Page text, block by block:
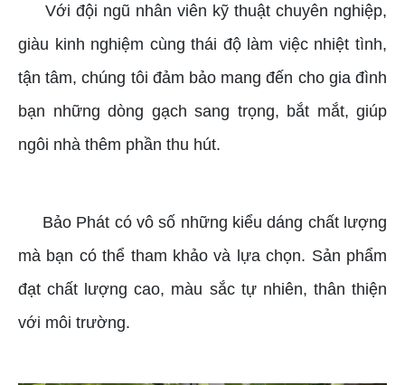
Với đội ngũ nhân viên kỹ thuật chuyên nghiệp,
giàu kinh nghiệm cùng thái độ làm việc nhiệt tình,
tận tâm, chúng tôi đảm bảo mang đến cho gia đình
bạn những dòng gạch sang trọng, bắt mắt, giúp
ngôi nhà thêm phần thu hút.
Bảo Phát có vô số những kiểu dáng chất lượng
mà bạn có thể tham khảo và lựa chọn. Sản phẩm
đạt chất lượng cao, màu sắc tự nhiên, thân thiện
với môi trường.